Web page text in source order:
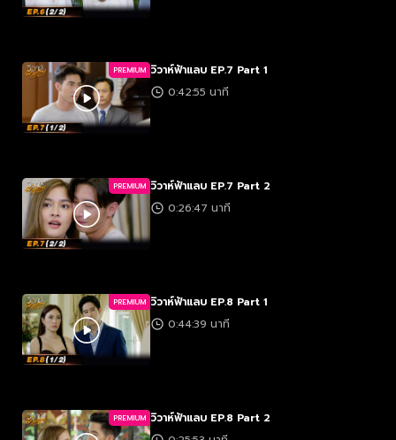
PREMIUM วิวาห์ฟ้าแลบ EP.7 Part 1
0:42:55 นาที
PREMIUM วิวาห์ฟ้าแลบ EP.7 Part 2
0:26:47 นาที
PREMIUM วิวาห์ฟ้าแลบ EP.8 Part 1
0:44:39 นาที
PREMIUM วิวาห์ฟ้าแลบ EP.8 Part 2